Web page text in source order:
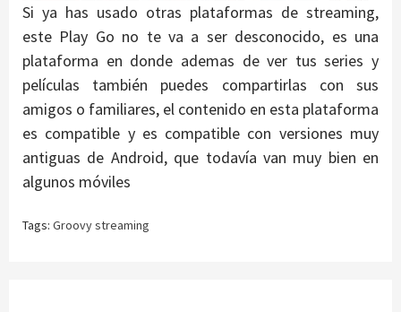
Si ya has usado otras plataformas de streaming,
este Play Go no te va a ser desconocido, es una
plataforma en donde ademas de ver tus series y
películas también puedes compartirlas con sus
amigos o familiares, el contenido en esta plataforma
es compatible y es compatible con versiones muy
antiguas de Android, que todavía van muy bien en
algunos móviles
Tags: Groovy streaming